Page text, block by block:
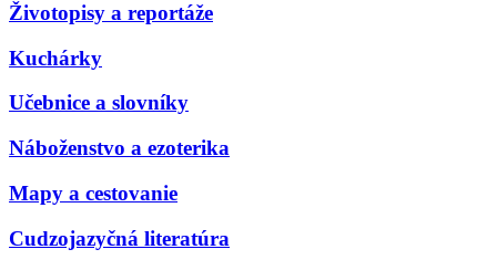
Životopisy a reportáže
Kuchárky
Učebnice a slovníky
Náboženstvo a ezoterika
Mapy a cestovanie
Cudzojazyčná literatúra